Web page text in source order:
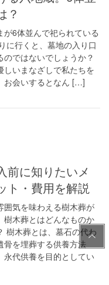
？
6体並んで祀られている
に行くと、墓地の入り口
ではないでしょうか？
しいまなざしで私たちを
お会いするとなん […]
ト・費用を解説
囲気を味わえる樹木葬が
樹木葬とはどんなものか
樹木葬とは、墓石の代わ
骨を埋葬する供養方法
永代供養を目的としてい
PAG
E
TOP